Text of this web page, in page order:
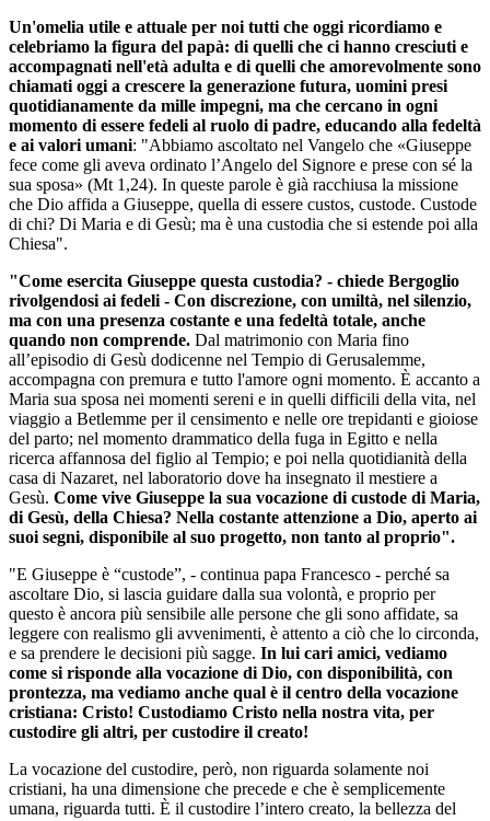
Un'omelia utile e attuale per noi tutti che oggi ricordiamo e
celebriamo la figura del papà: di quelli che ci hanno cresciuti e
accompagnati nell'età adulta e di quelli che amorevolmente sono
chiamati oggi a crescere la generazione futura, uomini presi
quotidianamente da mille impegni, ma che cercano in ogni
momento di essere fedeli al ruolo di padre, educando alla fedeltà
e ai valori umani: "Abbiamo ascoltato nel Vangelo che «Giuseppe
fece come gli aveva ordinato l’Angelo del Signore e prese con sé la
sua sposa» (Mt 1,24). In queste parole è già racchiusa la missione
che Dio affida a Giuseppe, quella di essere custos, custode. Custode
di chi? Di Maria e di Gesù; ma è una custodia che si estende poi alla
Chiesa".
"Come esercita Giuseppe questa custodia? - chiede Bergoglio
rivolgendosi ai fedeli - Con discrezione, con umiltà, nel silenzio,
ma con una presenza costante e una fedeltà totale, anche
quando non comprende. Dal matrimonio con Maria fino
all’episodio di Gesù dodicenne nel Tempio di Gerusalemme,
accompagna con premura e tutto l'amore ogni momento. È accanto a
Maria sua sposa nei momenti sereni e in quelli difficili della vita, nel
viaggio a Betlemme per il censimento e nelle ore trepidanti e gioiose
del parto; nel momento drammatico della fuga in Egitto e nella
ricerca affannosa del figlio al Tempio; e poi nella quotidianità della
casa di Nazaret, nel laboratorio dove ha insegnato il mestiere a
Gesù. Come vive Giuseppe la sua vocazione di custode di Maria,
di Gesù, della Chiesa? Nella costante attenzione a Dio, aperto ai
suoi segni, disponibile al suo progetto, non tanto al proprio".
"E Giuseppe è “custode”, - continua papa Francesco - perché sa
ascoltare Dio, si lascia guidare dalla sua volontà, e proprio per
questo è ancora più sensibile alle persone che gli sono affidate, sa
leggere con realismo gli avvenimenti, è attento a ciò che lo circonda,
e sa prendere le decisioni più sagge. In lui cari amici, vediamo
come si risponde alla vocazione di Dio, con disponibilità, con
prontezza, ma vediamo anche qual è il centro della vocazione
cristiana: Cristo! Custodiamo Cristo nella nostra vita, per
custodire gli altri, per custodire il creato!
La vocazione del custodire, però, non riguarda solamente noi
cristiani, ha una dimensione che precede e che è semplicemente
umana, riguarda tutti. È il custodire l’intero creato, la bellezza del